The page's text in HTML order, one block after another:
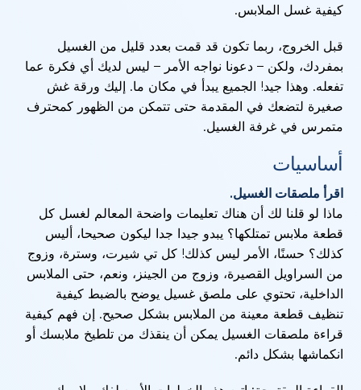
كيفية غسل الملابس.
قبل الخروج، ربما تكون قد قمت بعدد قليل من الغسيل
بمفردك، ولكن – دعونا نواجه الأمر – ليس لديك أي فكرة عما
تفعله. وهذا جيد! الجميع يبدأ في مكان ما. إليك ورقة غش
صغيرة لتضعك في المقدمة حتى تتمكن من الظهور كمحترف
متمرس في غرفة الغسيل.
أساسيات
اقرأ ملصقات الغسيل.
ماذا لو قلنا لك أن هناك تعليمات واضحة المعالم لغسل كل
قطعة ملابس تمتلكها؟ يبدو جيدا جدا ليكون صحيحا، أليس
كذلك؟ حسنًا، الأمر ليس كذلك! كل تي شيرت، وسترة، وزوج
من السراويل القصيرة، وزوج من الجينز، ونعم، حتى الملابس
الداخلية، تحتوي على ملصق غسيل يوضح بالضبط كيفية
تنظيف قطعة معينة من الملابس بشكل صحيح. إن فهم كيفية
قراءة ملصقات الغسيل يمكن أن ينقذك من تلطيخ ملابسك أو
انكماشها بشكل دائم.